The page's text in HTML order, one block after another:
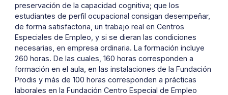
preservación de la capacidad cognitiva; que los
estudiantes de perfil ocupacional consigan desempeñar,
de forma satisfactoria, un trabajo real en Centros
Especiales de Empleo, y si se dieran las condiciones
necesarias, en empresa ordinaria. La formación incluye
260 horas. De las cuales, 160 horas corresponden a
formación en el aula, en las instalaciones de la Fundación
Prodis y más de 100 horas corresponden a prácticas
laborales en la Fundación Centro Especial de Empleo